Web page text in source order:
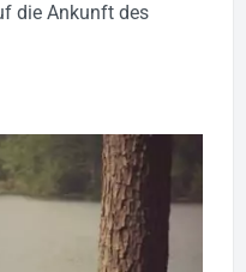
die Ankunft des